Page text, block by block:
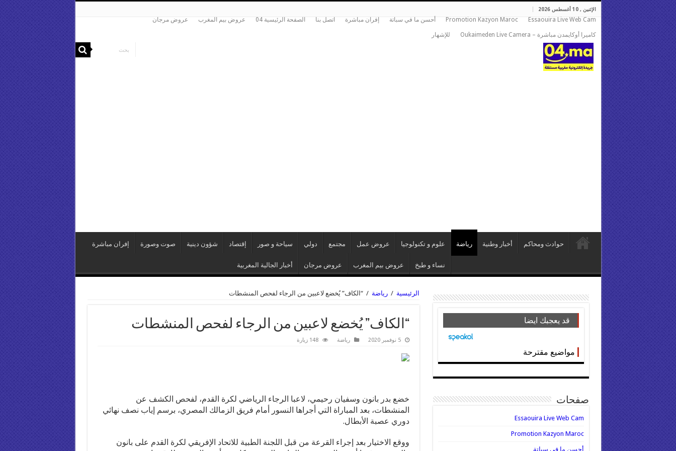
الإثنين , 10 أغسطس 2026
Essaouira Live Web Cam
Promotion Kazyon Maroc أحسن ما في سباتة إفران مباشرة اتصل بنا الصفحة الرئيسية 04 عروض بيم المغرب عروض مرجان
كاميرا أوكايمدن مباشرة – Oukaimeden Live Camera للإشهار
حوادث ومحاكم أخبار وطنية رياضة علوم و تكنولوجيا عروض عمل مجتمع دولي سياحة و صور إقتصاد شؤون دينية صوت وصورة إفران مباشرة
نساء و طبخ عروض بيم المغرب عروض مرجان أخبار الجالية المغربية
الرئيسية / رياضة / “الكاف” يُخضع لاعبين من الرجاء لفحص المنشطات
“الكاف” يُخضع لاعبين من الرجاء لفحص المنشطات
5 نوفمبر 2020 رياضة 148 زيارة
خضع بدر بانون وسفيان رحيمي، لاعبا الرجاء الرياضي لكرة القدم، لفحص الكشف عن
المنشطات، بعد المباراة التي أجراها النسور أمام فريق الزمالك المصري، برسم إياب نصف نهائي
دوري عصبة الأبطال.
ووقع الاختيار بعد إجراء القرعة من قبل اللجنة الطبية للاتحاد الإفريقي لكرة القدم على بانون
قد يعجبك ايضا
مواضيع مقترحة
صفحات
Essaouira Live Web Cam
Promotion Kazyon Maroc
أحسن ما في سباتة